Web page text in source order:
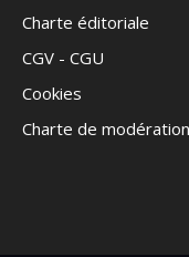
Charte éditoriale
CGV - CGU
Cookies
Charte de modération